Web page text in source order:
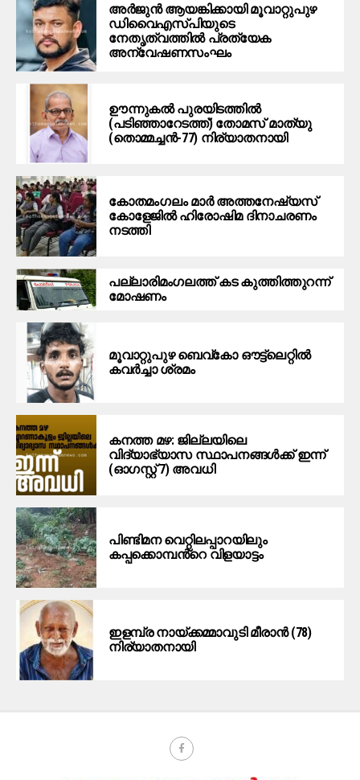
അര്‍ജുന്‍ ആയങ്കിക്കായി മൂവാറ്റുപുഴ
ഡിവൈഎസ്പിയുടെ
നേതൃത്വത്തില്‍ പ്രത്യേക
അന്വേഷണസംഘം
ഊന്നുകല്‍ പുരയിടത്തില്‍
(പടിഞ്ഞാറേടത്ത്) തോമസ് മാത്യു
(തൊമ്മച്ചന്‍-77) നിര്യാതനായി
കോതമംഗലം മാര്‍ അത്തനേഷ്യസ്
കോളേജില്‍ ഹിരോഷിമ ദിനാചരണം
നടത്തി
പ​ല്ലാ​രി​മം​ഗ​ല​ത്ത് ക​ട കു​ത്തി​ത്തുറ​ന്ന്
മോ​ഷ​ണം
മൂ​വാ​റ്റു​പു​ഴ ബെ​വ്കോ ഔ​ട്ട്‌​ലെ​റ്റിൽ
കവർച്ചാ ശ്രമം
കനത്ത മഴ: ജില്ലയിലെ
വിദ്യാഭ്യാസ സ്ഥാപനങ്ങള്‍ക്ക് ഇന്ന്
(ഓഗസ്റ്റ് 7) അവധി
പിണ്ടിമന വെറ്റിലപ്പാറയിലും
കപ്പക്കൊമ്പൻ്റെ വിളയാട്ടം
ഇളമ്പ്ര നായ്ക്കമ്മാവുടി മീരാൻ (78)
നിര്യാതനായി